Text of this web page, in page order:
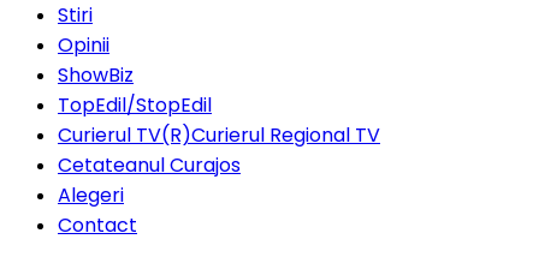
Stiri
Opinii
ShowBiz
TopEdil/StopEdil
Curierul TV(R)Curierul Regional TV
Cetateanul Curajos
Alegeri
Contact